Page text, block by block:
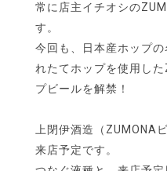
常に店主イチオシの
す。
今回も、日本産ホップ
れたてホップを使用し
プビールを解禁！
上閉伊酒造（ZUMONA
来店予定です。